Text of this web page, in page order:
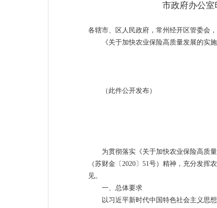
市政府办公
各辖市、区人民政府，常州经开区管委会
《关于加快农业保险高质量发展的实
（此件公开发布）
为贯彻落实《关于加快农业保险高质
（苏财金〔2020〕51号）精神，充分发
见。
一、总体要求
以习近平新时代中国特色社会主义思